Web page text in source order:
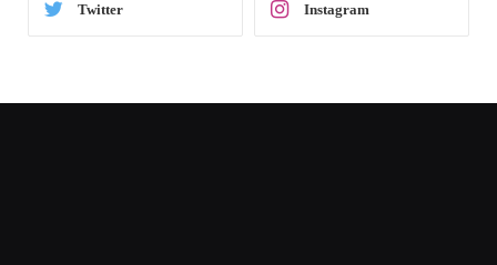
Twitter Instagram